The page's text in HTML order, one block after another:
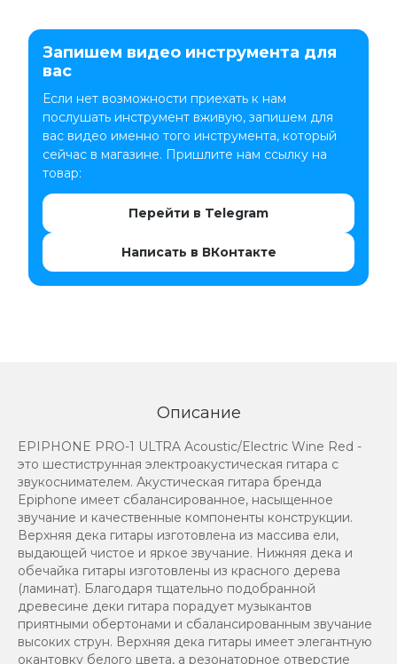
Запишем видео инструмента для
вас
Если нет возможности приехать к нам
послушать инструмент вживую, запишем для
вас видео именно того инструмента, который
сейчас в магазине. Пришлите нам ссылку на
товар:
Перейти в Telegram
Написать в ВКонтакте
Описание
EPIPHONE PRO-1 ULTRA Acoustic/Electric Wine Red -
это шестиструнная электроакустическая гитара с
звукоснимателем. Акустическая гитара бренда
Epiphone имеет сбалансированное, насыщенное
звучание и качественные компоненты конструкции.
Верхняя дека гитары изготовлена из массива ели,
выдающей чистое и яркое звучание. Нижняя дека и
обечайка гитары изготовлены из красного дерева
(ламинат). Благодаря тщательно подобранной
древесине деки гитара порадует музыкантов
приятными обертонами и сбалансированным звучание
высоких струн. Верхняя дека гитары имеет элегантную
окантовку белого цвета, а резонаторное отверстие